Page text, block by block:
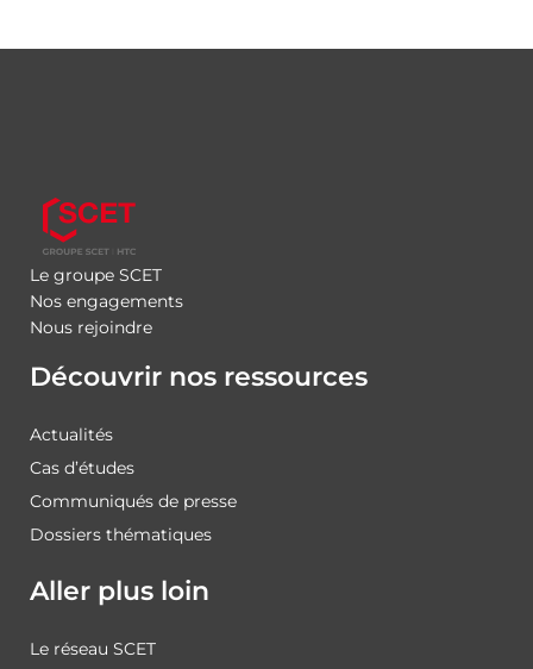
Le groupe SCET
Nos engagements
Nous rejoindre
Découvrir nos ressources
Actualités
Cas d’études
Communiqués de presse
Dossiers thématiques
Aller plus loin
Le réseau SCET